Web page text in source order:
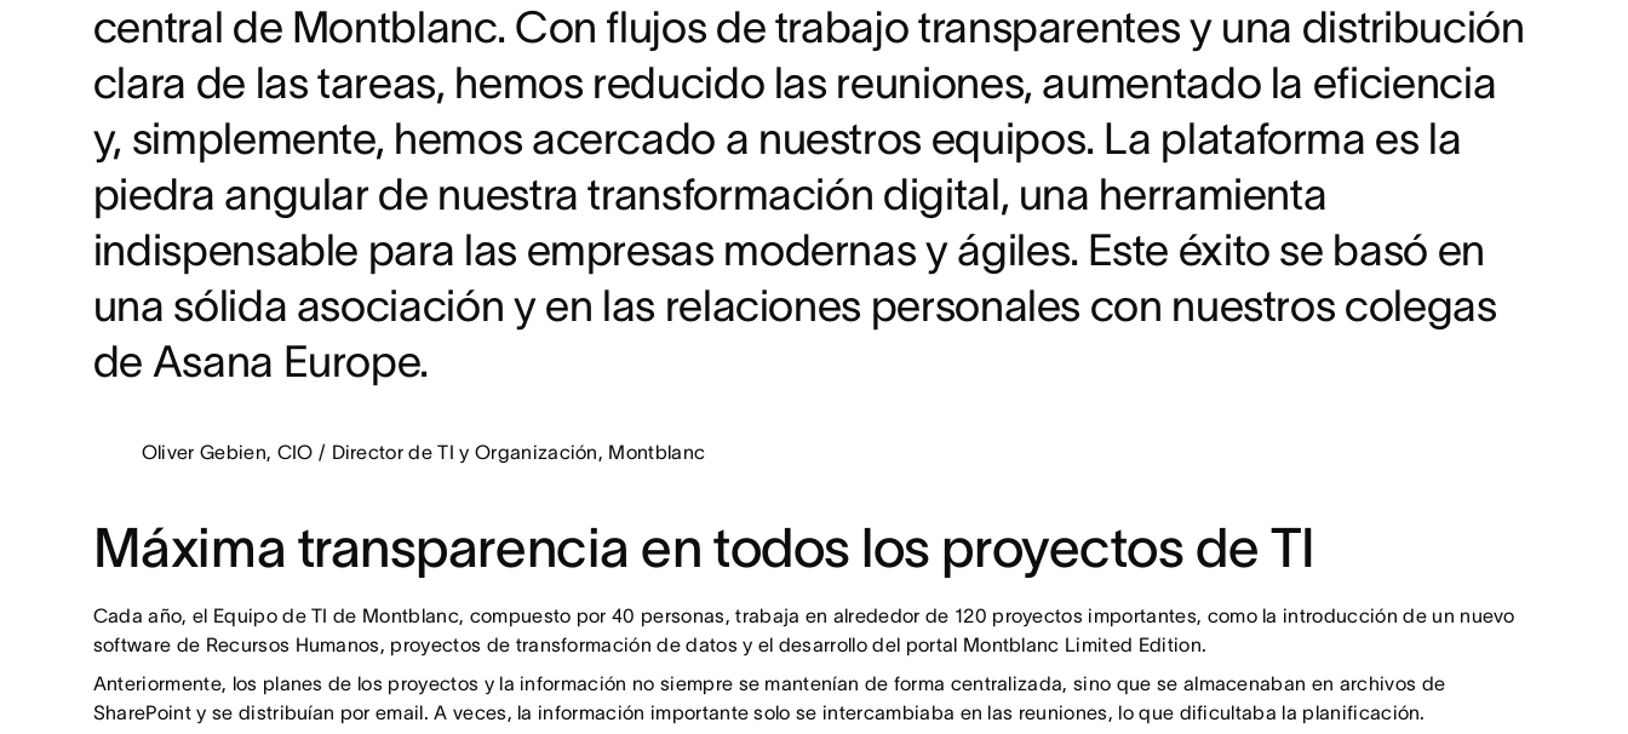
La integración con Microsoft Office 365, Figma y SAP permite vincular el enfoque de gestión del trabajo de Asana con los flujos
de trabajo en las herramientas existentes. Esto facilita el trabajo diario y genera un importante ahorro de tiempo.
un estimado de 25 horas por mes.
En total, Montblanc gestiona más de 1700 proyectos con casi 70 000 tareas en Asana. Más de la mitad de las colaboraciones
ingeniería.
central de Montblanc. Con flujos de trabajo transparentes y una distribución
clara de las tareas, hemos reducido las reuniones, aumentado la eficiencia
y, simplemente, hemos acercado a nuestros equipos. La plataforma es la
piedra angular de nuestra transformación digital, una herramienta
indispensable para las empresas modernas y ágiles. Este éxito se basó en
una sólida asociación y en las relaciones personales con nuestros colegas
de Asana Europe.
Oliver Gebien, CIO / Director de TI y Organización, Montblanc
Máxima transparencia en todos los proyectos de TI
Cada año, el Equipo de TI de Montblanc, compuesto por 40 personas, trabaja en alrededor de 120 proyectos importantes, como la introducción de un nuevo
software de Recursos Humanos, proyectos de transformación de datos y el desarrollo del portal Montblanc Limited Edition.
Anteriormente, los planes de los proyectos y la información no siempre se mantenían de forma centralizada, sino que se almacenaban en archivos de
SharePoint y se distribuían por email. A veces, la información importante solo se intercambiaba en las reuniones, lo que dificultaba la planificación.